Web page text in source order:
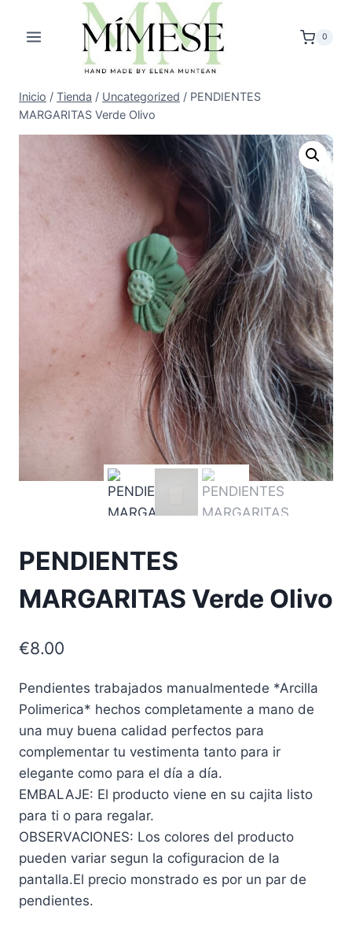
0
Inicio / Tienda / Uncategorized / PENDIENTES
MARGARITAS Verde Olivo
PENDIENTES
MARGARITAS Verde Olivo
€8.00
Pendientes trabajados manualmentede *Arcilla
Polimerica* hechos completamente a mano de
una muy buena calidad perfectos para
complementar tu vestimenta tanto para ir
elegante como para el día a día.
EMBALAJE: El producto viene en su cajita listo
para ti o para regalar.
OBSERVACIONES: Los colores del producto
pueden variar segun la cofiguracion de la
pantalla.El precio monstrado es por un par de
pendientes.